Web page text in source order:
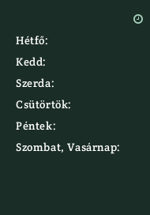

Hétfő:
Kedd:
Szerda:
Csütörtök:
Péntek:
Szombat, Vasárnap: